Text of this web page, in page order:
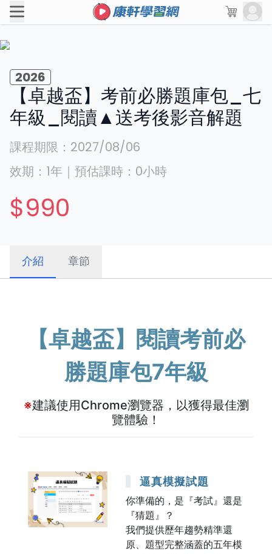
2026
【卓越盃】考前必勝題庫包_七
年級_閱讀▲送考後影音解題
課程期限： 2027/08/06
效期： 1年 ｜ 預估課時： 0小時
$990
介紹 章節
【卓越盃】閱讀考前必
勝題庫包7年級
※建議使用Chrome瀏覽器，以獲得最佳瀏
覽體驗！
逼真模擬試題
你準備的，是『考試』還是
『猜題』？
我們提供歷年趨勢精準還
原、題型完整涵蓋的五年模